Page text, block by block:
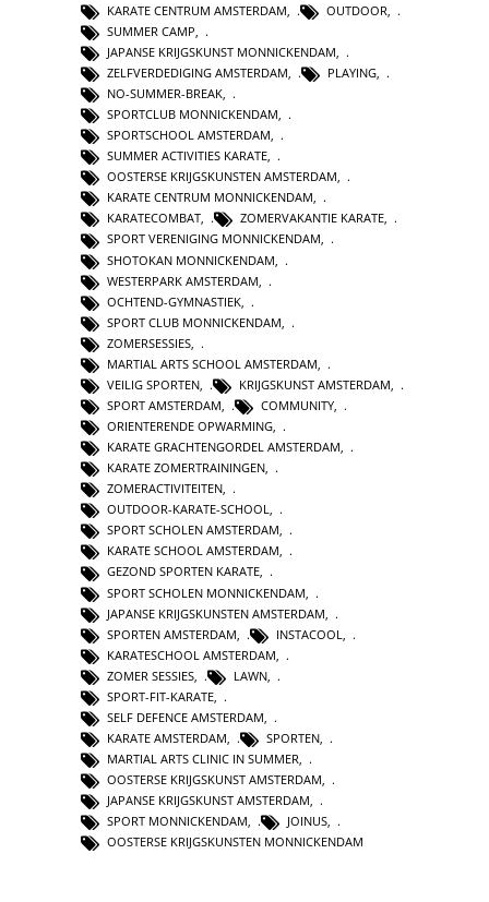
KARATE CENTRUM AMSTERDAM
OUTDOOR
SUMMER CAMP
JAPANSE KRIJGSKUNST MONNICKENDAM
ZELFVERDEDIGING AMSTERDAM
PLAYING
NO-SUMMER-BREAK,
SPORTCLUB MONNICKENDAM,
SPORTSCHOOL AMSTERDAM,
SUMMER ACTIVITIES KARATE,
OOSTERSE KRIJGSKUNSTEN AMSTERDAM,
KARATE CENTRUM MONNICKENDAM,
KARATECOMBAT, ZOMERVAKANTIE KARATE,
SPORT VERENIGING MONNICKENDAM,
SHOTOKAN MONNICKENDAM
WESTERPARK AMSTERDAM
OCHTEND-GYMNASTIEK
SPORT CLUB MONNICKENDAM
ZOMERSESSIES
MARTIAL ARTS SCHOOL AMSTERDAM
VEILIG SPORTEN
KRIJGSKUNST AMSTERDAM
SPORT AMSTERDAM
COMMUNITY
ORIENTERENDE OPWARMING,
KARATE GRACHTENGORDEL AMSTERDAM,
KARATE ZOMERTRAININGEN,
ZOMERACTIVITEITEN,
OUTDOOR-KARATE-SCHOOL,
SPORT SCHOLEN AMSTERDAM,
KARATE SCHOOL AMSTERDAM,
GEZOND SPORTEN KARATE,
SPORT SCHOLEN MONNICKENDAM
JAPANSE KRIJGSKUNSTEN AMSTERDAM
SPORTEN AMSTERDAM
INSTACOOL
KARATESCHOOL AMSTERDAM
ZOMER SESSIES
LAWN
SPORT-FIT-KARATE
SELF DEFENCE AMSTERDAM
KARATE AMSTERDAM
SPORTEN
MARTIAL ARTS CLINIC IN SUMMER,
OOSTERSE KRIJGSKUNST AMSTERDAM,
JAPANSE KRIJGSKUNST AMSTERDAM,
SPORT MONNICKENDAM, JOINUS,
OOSTERSE KRIJGSKUNSTEN MONNICKENDAM